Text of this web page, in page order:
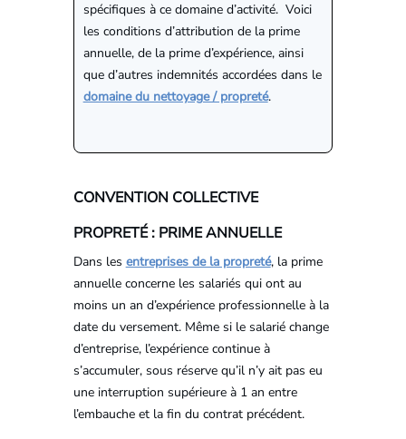
spécifiques à ce domaine d’activité. Voici
les conditions d’attribution de la prime
annuelle, de la prime d’expérience, ainsi
que d’autres indemnités accordées dans le
domaine du nettoyage / propreté.
CONVENTION COLLECTIVE
PROPRETÉ : PRIME ANNUELLE
Dans les entreprises de la propreté, la prime
annuelle concerne les salariés qui ont au
moins un an d’expérience professionnelle à la
date du versement. Même si le salarié change
d’entreprise, l’expérience continue à
s’accumuler, sous réserve qu’il n’y ait pas eu
une interruption supérieure à 1 an entre
l’embauche et la fin du contrat précédent.